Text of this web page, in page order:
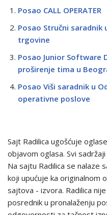
Posao CALL OPERATER
Posao Stručni saradnik
trgovine
Posao Junior Software
proširenje tima u
Posao Viši saradnik u
operativne poslove
Sajt Radilica ugošćuje
objavom oglasa. Svi
Na sajtu Radilica se nalaze
koji upućuje ka originalnom
sajtova - izvora. Radilica
posrednik u pronalaženju